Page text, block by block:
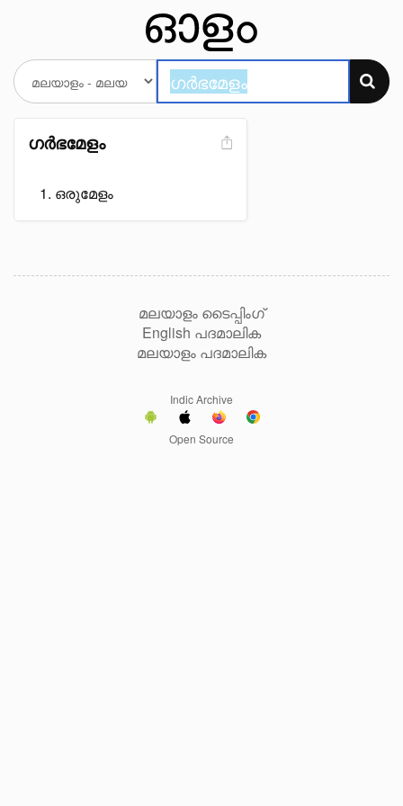
ഗർഭമേളം
ഒരുമേളം
മലയാളം ടൈപ്പിംഗ്
English പദമാലിക
മലയാളം പദമാലിക
Indic Archive
Open Source